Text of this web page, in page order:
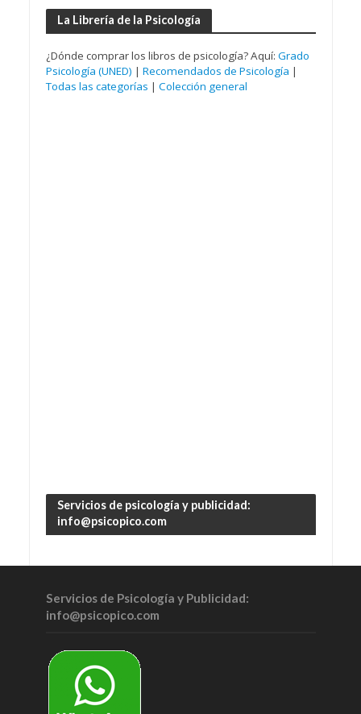
La Librería de la Psicología
¿Dónde comprar los libros de psicología? Aquí: Grado
Psicología (UNED) | Recomendados de Psicología |
Todas las categorías | Colección general
Servicios de psicología y publicidad:
info@psicopico.com
Servicios de Psicología y Publicidad:
info@psicopico.com